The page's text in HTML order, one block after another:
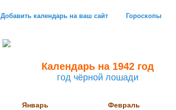
Добавить календарь на ваш сайт Гороскопы
Календарь на 1942 год
год чёрной лошади
Январь Февраль